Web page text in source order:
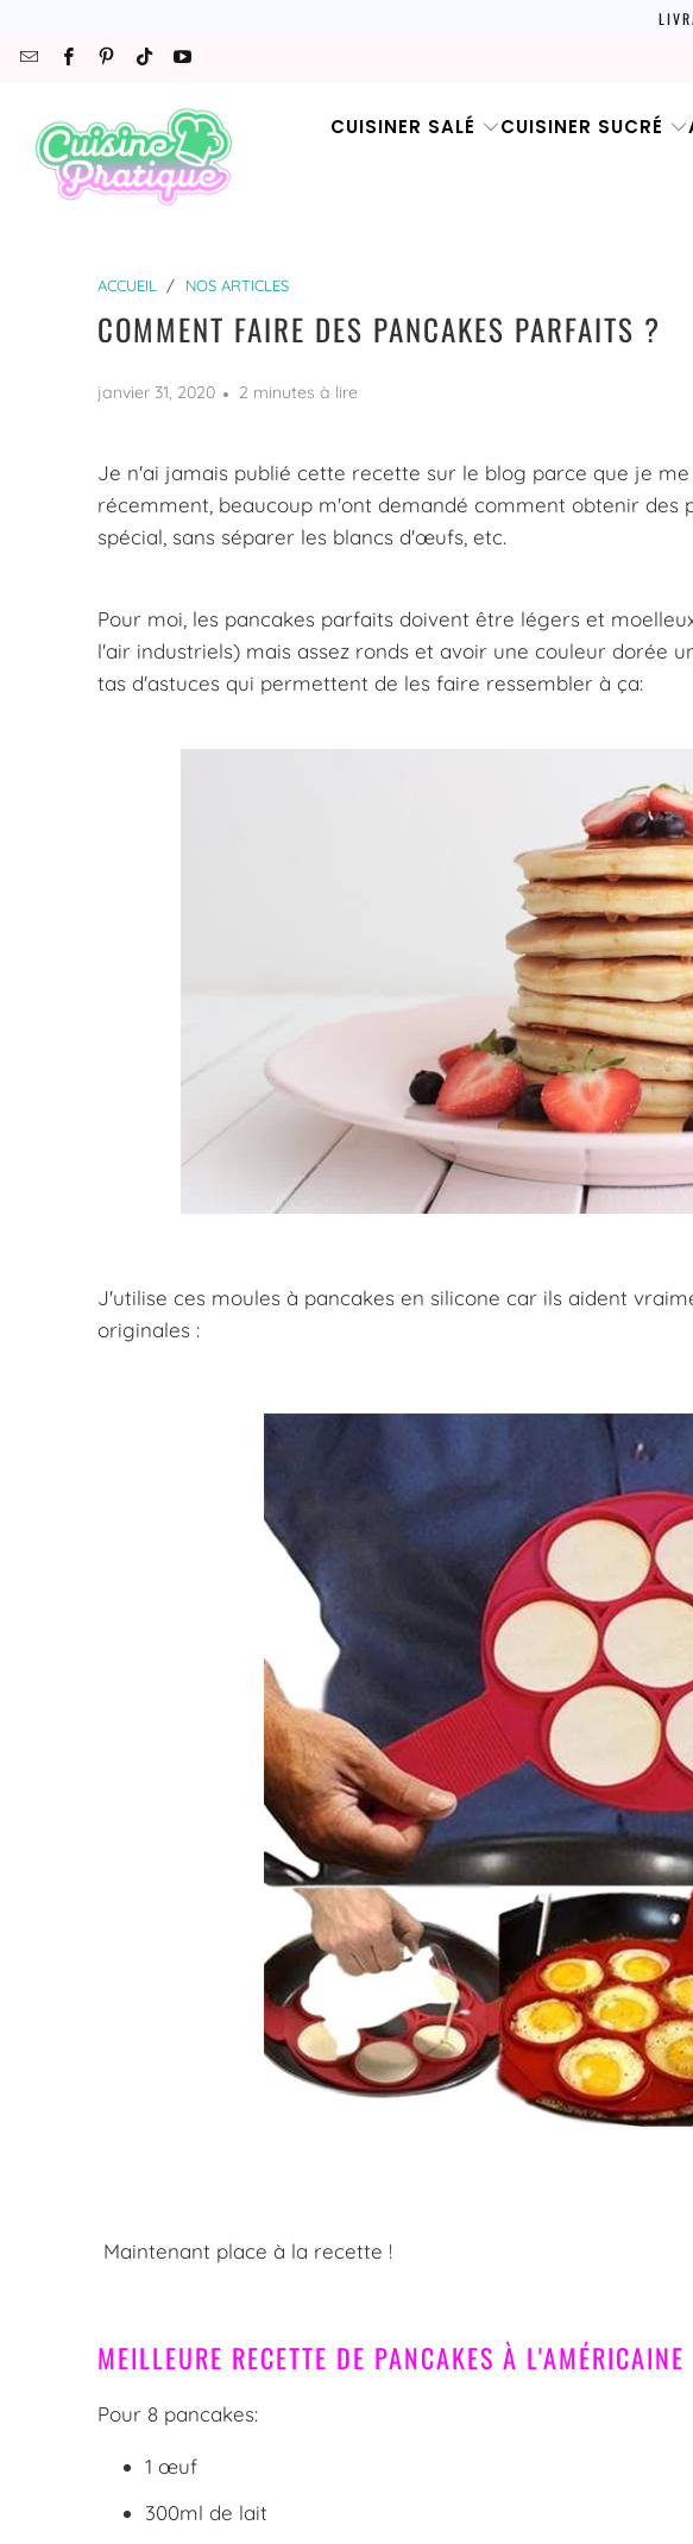
CUISINER SALÉ CUISINER SUCRÉ
ACCUEIL / NOS ARTICLES
COMMENT FAIRE DES PANCAKES PARFAITS ?
janvier 31, 2020 2 minutes à lire
Je n'ai jamais publié cette recette sur le blog parce que je
récemment, beaucoup m'ont demandé comment obtenir des
spécial, sans séparer les blancs d'œufs, etc.
Pour moi, les pancakes parfaits doivent être légers et
l'air industriels) mais assez ronds et avoir une couleur dorée
tas d'astuces qui permettent de les faire ressembler à ça:
J'utilise ces moules à pancakes en silicone car ils aident
originales :
Maintenant place à la recette !
MEILLEURE RECETTE DE PANCAKES À L'AMÉRICAINE
Pour 8 pancakes:
1 œuf
300ml de lait